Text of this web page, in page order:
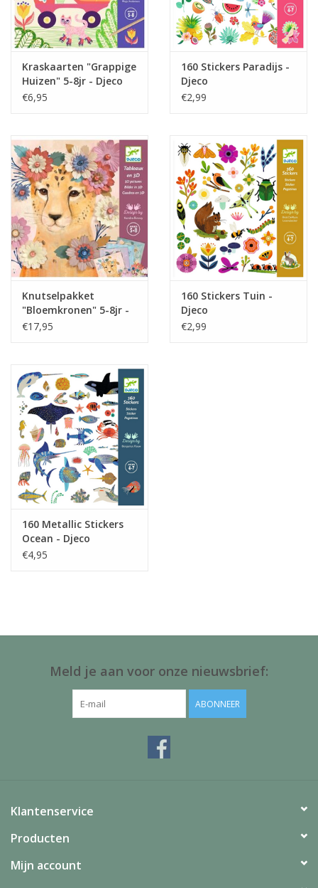
Kraskaarten "Grappige
Huizen" 5-8jr - Djeco
€6,95
160 Stickers Paradijs -
Djeco
€2,99
Knutselpakket
"Bloemkronen" 5-8jr -
Djeco
€17,95
160 Stickers Tuin -
Djeco
€2,99
160 Metallic Stickers
Ocean - Djeco
€4,95
Meld je aan voor onze nieuwsbrief:
ABONNEER
Klantenservice
Producten
Mijn account